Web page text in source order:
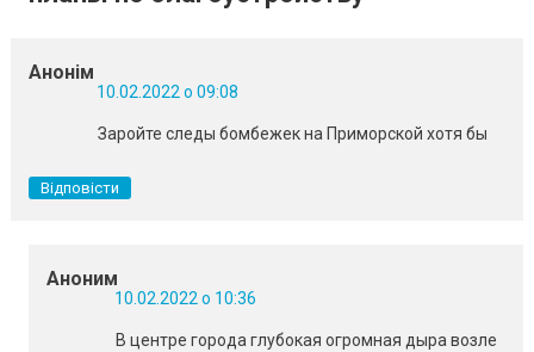
Анонім
10.02.2022 о 09:08
Заройте следы бомбежек на Приморской хотя бы
Відповісти
Аноним
10.02.2022 о 10:36
В центре города глубокая огромная дыра возле